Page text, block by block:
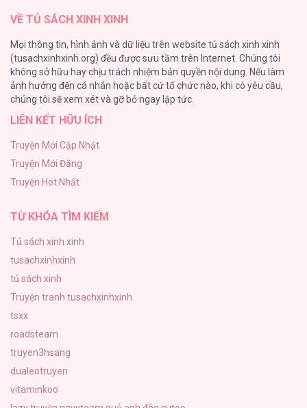
184
Cuộc Sống Sung Sướng Trong Tù
140
Đứa Nhỏ Không Phải Là Con Anh
Mùa Xuân Hoa Nở
104
VỀ TỦ SÁCH XINH XINH
Mọi thông tin, hình ảnh và dữ liệu trên website tủ sách xinh xinh
(tusachxinhxinh.org) đều được sưu tầm trên Internet. Chúng tôi
không sở hữu hay chịu trách nhiệm bản quyền nội dung. Nếu làm
ảnh hưởng đến cá nhân hoặc bất cứ tổ chức nào, khi có yêu cầu,
chúng tôi sẽ xem xét và gỡ bỏ ngay lập tức.
LIÊN KẾT HỮU ÍCH
Truyện Mới Cập Nhật
Truyện Mới Đăng
Truyện Hot Nhất
TỪ KHÓA TÌM KIẾM
Tủ sách xinh xinh
tusachxinhxinh
tủ sách xinh
Truyện tranh tusachxinhxinh
tsxx
roadsteam
truyen3hsang
dualeotruyen
vitaminkoo